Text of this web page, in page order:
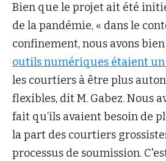
Bien que le projet ait été
de la pandémie, « dans le
confinement, nous avons
outils numériques étaient un
les courtiers à être plus
flexibles, dit M. Gabez. Nous
fait qu’ils avaient besoin de
la part des courtiers
processus de soumission.